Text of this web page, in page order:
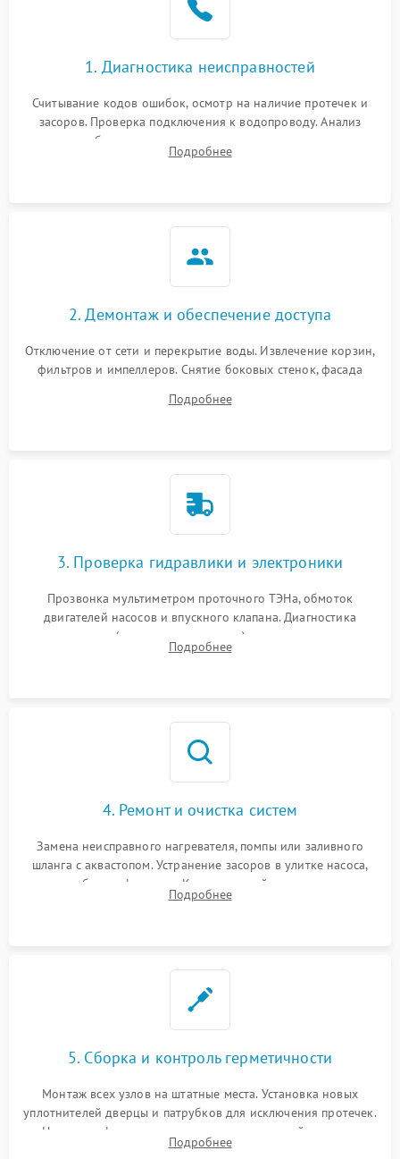
Проблемы с1. Диагностика неисправностей
Считывание кодов ошибок, осмотр на наличие протечек и
засоров. Проверка подключения к водопроводу. Анализ
жалоб на отсутствие слива, нагрева, вращения
разбрызгивателей или срабатывание системы защиты
Подробнее
2. Демонтаж и обеспечение доступа
Отключение от сети и перекрытие воды. Извлечение корзин,
фильтров и импеллеров. Снятие боковых стенок, фасада
циркуляционному насосу, ТЭНу и сливной помпе.
Подробнее
3. Проверка гидравлики и электроники
Прозвонка мультиметром проточного ТЭНа, обмоток
двигателей насосов и впускного клапана. Диагностика
прессостата (датчика уровня воды), датчика мутности,
концевика дверцы и электронного модуля управления.
Подробнее
4. Ремонт и очистка систем
Замена неисправного нагревателя, помпы или заливного
шланга с аквастопом. Устранение засоров в улитке насоса,
патрубках и фильтрах. Компонентный ремонт платы
управления, восстановление поврежденной проводки.
Подробнее
5. Сборка и контроль герметичности
Монтаж всех узлов на штатные места. Установка новых
уплотнителей дверцы и патрубков для исключения протечек.
Надежная фиксация хомутов гидравлической системы,
сборка корпуса и установка датчика поплавка.
Подробнее